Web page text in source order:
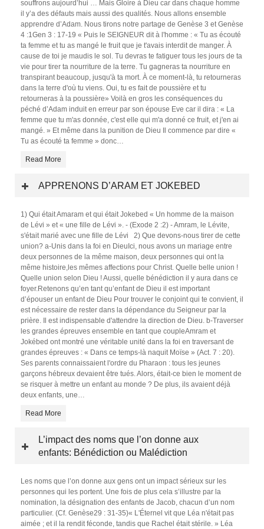
souffrons aujourd’hui … Mais Gloire à Dieu car dans chaque homme
il y’a des défauts mais aussi des qualités. Nous allons ensemble
apprendre d’Adam. Nous tirons notre partage de Genèse 3 et Genèse
4 :1Gen 3 : 17-19 « Puis le SEIGNEUR dit à l'homme : « Tu as écouté
ta femme et tu as mangé le fruit que je t'avais interdit de manger. À
cause de toi je maudis le sol. Tu devras te fatiguer tous les jours de ta
vie pour tirer ta nourriture de la terre. Tu gagneras ta nourriture en
transpirant beaucoup, jusqu'à ta mort. À ce moment-là, tu retourneras
dans la terre d'où tu viens. Oui, tu es fait de poussière et tu
retourneras à la poussière» Voilà en gros les conséquences du
péché d’Adam induit en erreur par son épouse Eve car il dira : « La
femme que tu m'as donnée, c'est elle qui m'a donné ce fruit, et j'en ai
mangé. » Et même dans la punition de Dieu Il commence par dire «
Tu as écouté ta femme » donc
Read More
APPRENONS D’ARAM ET JOKEBED
1) Qui était Amaram et qui était Jokebed « Un homme de la maison
de Lévi » et « une fille de Lévi ». - (Exode 2 :2) - Amram, le Lévite,
s'était marié avec une fille de Lévi 2) Que devons-nous tirer de cette
union? a-Unis dans la foi en DieuIci, nous avons un mariage entre
deux personnes de la même maison, deux personnes qui ont la
même histoire,les mêmes affections pour Christ. Quelle belle union !
Quelle union selon Dieu ! Aussi, quelle bénédiction il y aura dans ce
foyer.Retenons qu’en tant qu’enfant de Dieu il est important
d’épouser un enfant de Dieu Pour trouver le conjoint qui te convient, il
est nécessaire de rester dans la dépendance du Seigneur par la
prière. Il est indispensable d'attendre la direction de Dieu. b-Traverser
les grandes épreuves ensemble en tant que coupleAmram et
Jokébed ont montré une véritable unité dans la foi en traversant de
grandes épreuves : « Dans ce temps-là naquit Moïse » (Act. 7 : 20).
Ses parents connaissaient l'ordre du Pharaon : tous les jeunes
garçons hébreux devaient être tués. Alors, était-ce bien le moment de
se risquer à mettre un enfant au monde ? De plus, ils avaient déjà
deux enfants, une
Read More
L’impact des noms que l’on donne aux
enfants: Bénédiction ou Malédiction
Les noms que l’on donne aux gens ont un impact sérieux sur les
personnes qui les portent. Une fois de plus cela s’illustre par la
nomination, la désignation des enfants de Jacob, chacun d’un nom
particulier. (Cf. Genèse29 : 31-35)« L'Éternel vit que Léa n'était pas
aimée ; et il la rendit féconde, tandis que Rachel était stérile. » Léa